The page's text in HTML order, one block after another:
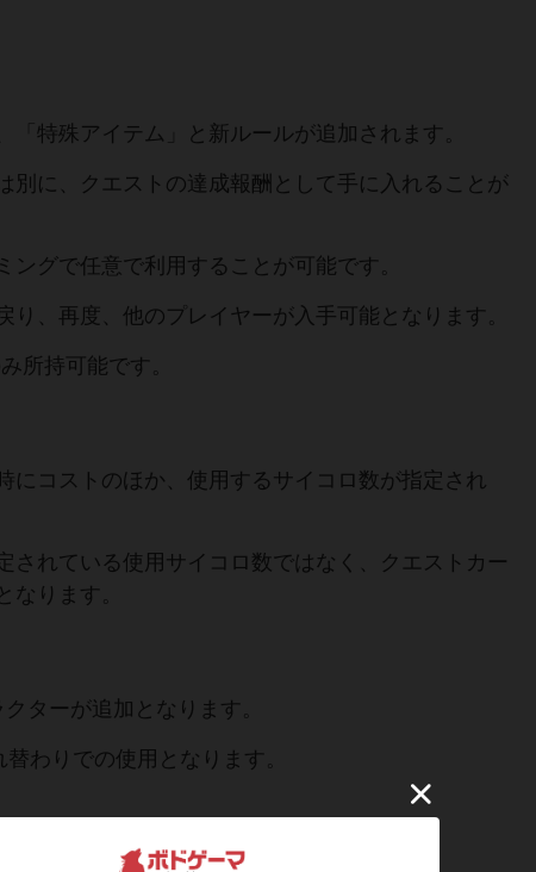
特殊アイテム」と新ルールが追加されます。
別に、クエストの達成報酬として手に入れることが
グで任意で利用することが可能です。
り、再度、他のプレイヤーが入手可能となります。
所持可能です。
にコストのほか、使用するサイコロ数が指定され
されている使用サイコロ数ではなく、クエストカー
なります。
ターが追加となります。
わりでの使用となります。
使用となります。